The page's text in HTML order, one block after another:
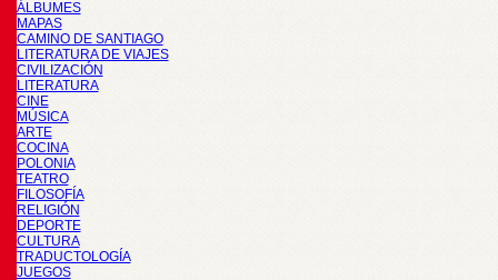
ÁLBUMES
MAPAS
CAMINO DE SANTIAGO
LITERATURA DE VIAJES
CIVILIZACIÓN
LITERATURA
CINE
MÚSICA
ARTE
COCINA
POLONIA
TEATRO
FILOSOFÍA
RELIGIÓN
DEPORTE
CULTURA
TRADUCTOLOGÍA
JUEGOS